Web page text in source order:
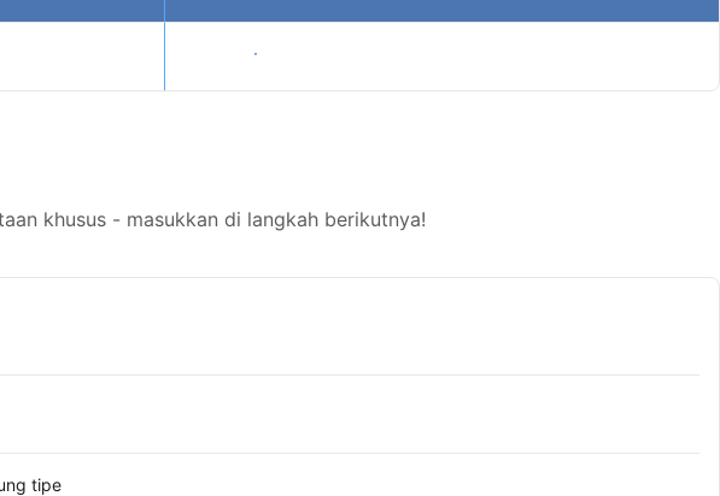
Tampilkan harga
khusus - masukkan di langkah berikutnya!
tipe